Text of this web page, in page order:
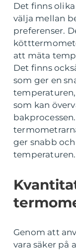
Det finns
välja mellan
preferenser.
att mäta
Det finns
som ger en
som kan
ger snabb
temperaturen.
Genom att
vara säker på